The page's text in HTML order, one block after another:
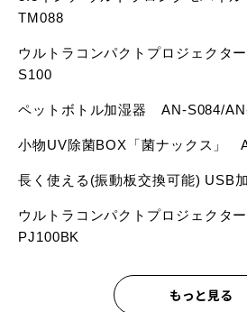
TM088
ウルトラコンパクトプロジェクタ
S100
ペットボトル加湿器 AN-S084/
小物UV除菌BOX「菌ナックス」
長く使える(振動板交換可能) USB
ウルトラコンパクトプロジェクタ
PJ100BK
もっと見る